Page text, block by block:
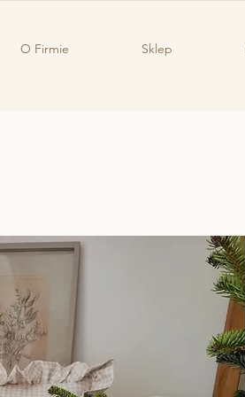
O Firmie Sklep